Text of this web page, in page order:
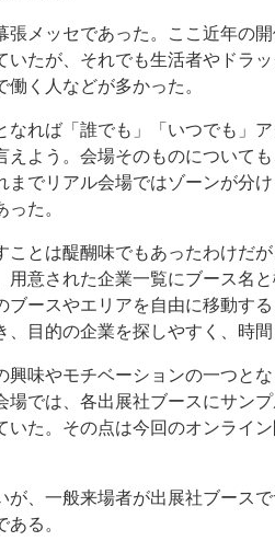
メッセであった。ここ近年の
いたが、それでも生活者やドラ
く人などが多かった。
れば「誰でも」「いつでも」
えよう。会場そのものについて
までリアル会場ではゾーンが分
た。
とは醍醐味でもあったわけだ
用意された企業一覧にブース名
ブースやエリアを自由に移動す
目的の企業を探しやすく、時間
味やモチベーションの一つと
場では、各出展社ブースにサン
いた。その点は今回のオンライ
、一般来場者が出展社ブース
る。